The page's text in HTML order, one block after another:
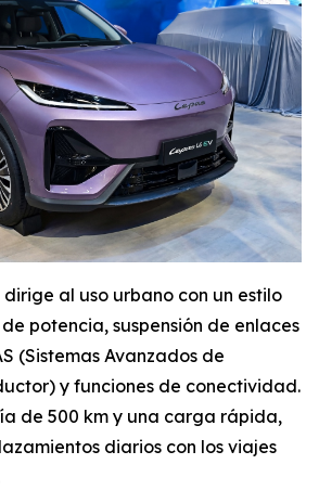
dirige al uso urbano con un estilo
potencia, suspensión de enlaces
(Sistemas Avanzados de
y funciones de conectividad.
de 500 km y una carga rápida,
diarios con los viajes